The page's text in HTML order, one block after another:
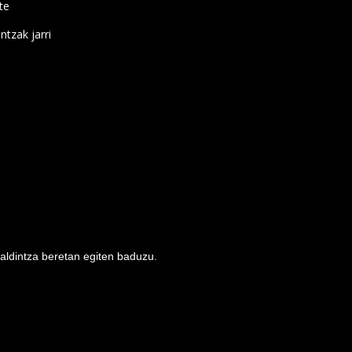
jarri
beretan egiten baduzu.